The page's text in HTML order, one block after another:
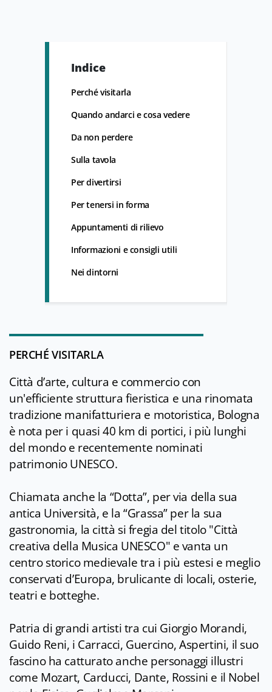
Indice
Perché visitarla
Quando andarci e cosa vedere
Da non perdere
Sulla tavola
Per divertirsi
Per tenersi in forma
Appuntamenti di rilievo
Informazioni e consigli utili
Nei dintorni
PERCHÉ VISITARLA
Città d’arte, cultura e commercio con
un'efficiente struttura fieristica e una rinomata
tradizione manifatturiera e motoristica, Bologna
è nota per i quasi 40 km di portici, i più lunghi
del mondo e recentemente nominati
patrimonio UNESCO.
Chiamata anche la “Dotta”, per via della sua
antica Università, e la “Grassa” per la sua
gastronomia, la città si fregia del titolo "Città
creativa della Musica UNESCO" e vanta un
centro storico medievale tra i più estesi e meglio
conservati d’Europa, brulicante di locali, osterie,
teatri e botteghe.
Patria di grandi artisti tra cui Giorgio Morandi,
Guido Reni, i Carracci, Guercino, Aspertini, il suo
fascino ha catturato anche personaggi illustri
come Mozart, Carducci, Dante, Rossini e il Nobel